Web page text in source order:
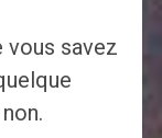
vous savez